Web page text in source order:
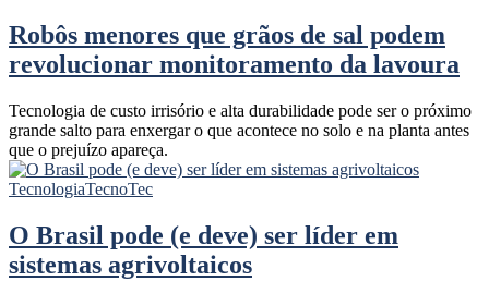
Robôs menores que grãos de sal podem
revolucionar monitoramento da lavoura
Tecnologia de custo irrisório e alta durabilidade pode ser o próximo
grande salto para enxergar o que acontece no solo e na planta antes
que o prejuízo apareça.
TecnologiaTecnoTec
O Brasil pode (e deve) ser líder em
sistemas agrivoltaicos